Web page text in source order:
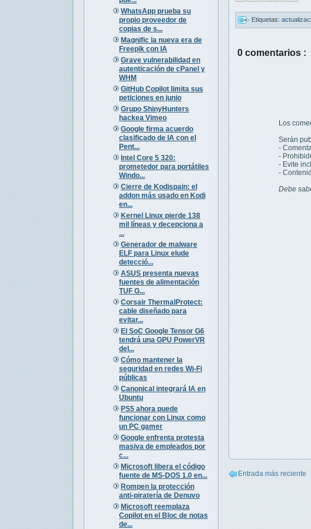
WhatsApp prueba su
propio proveedor de
copias de s...
Magnific la nueva era de
Freepik con IA
Grave vulnerabilidad en
autenticación de cPanel y
WHM
GitHub Copilot limita sus
peticiones en junio
Grupo ShinyHunters
hackea Vimeo
Google firma acuerdo
clasificado de IA con el
Pent...
Intel Core 5 320:
prometedor para portátiles
Windo...
Cierre de Kodispain: el
addon más usado en Kodi
en...
Kernel Linux pierde 138
mil líneas y decepciona a
...
Generador de malware
ELF para Linux elude
detecció...
ASUS presenta nuevas
fuentes de alimentación
TUF G...
Corsair ThermalProtect:
cable diseñado para
evitar...
El SoC Google Tensor G6
tendrá una GPU PowerVR
del...
Cómo mantener la
seguridad en redes Wi-Fi
públicas
Canonical integrará IA en
Ubuntu
PS5 ahora puede
funcionar con Linux como
un PC gamer
Google enfrenta protesta
masiva de empleados por
c...
Microsoft libera el código
fuente de MS-DOS 1.0 en...
Rompen la protección
anti-piratería de Denuvo
Microsoft reemplaza
Copilot en el Bloc de notas
de...
Etiquetas:
0 comentarios :
Los
Serán
-
-
- Evite
-
Debe
Entrada más reciente